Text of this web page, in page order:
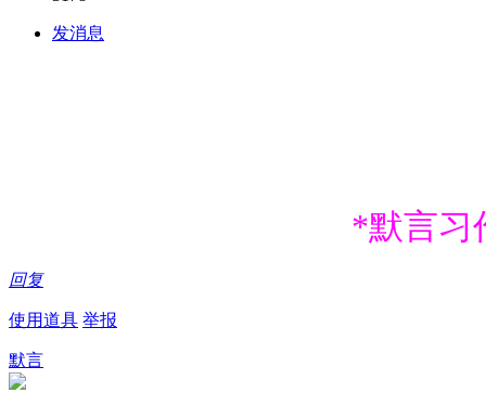
发消息
*默言习
回复
使用道具 举报
默言